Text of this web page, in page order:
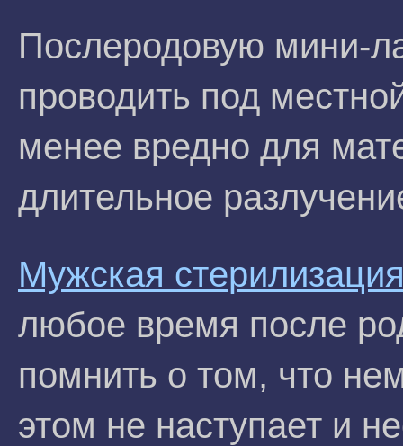
Послеродовую мини-
проводить под
менее вредно для
длительное
Мужская
любое время после
помнить о том, что
этом не наступает и